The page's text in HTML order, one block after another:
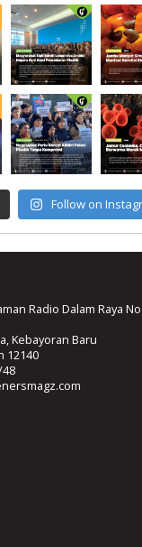
Follow on
Radio Dalam Raya No
Kebayoran Baru
12140